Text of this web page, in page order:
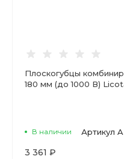
Плоскогубцы
180 мм (до 1000 В)
В наличии Артикул
3 361 ₽